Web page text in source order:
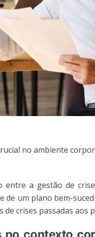
no ambiente
a gestão de
um plano bem-
crises passadas aos